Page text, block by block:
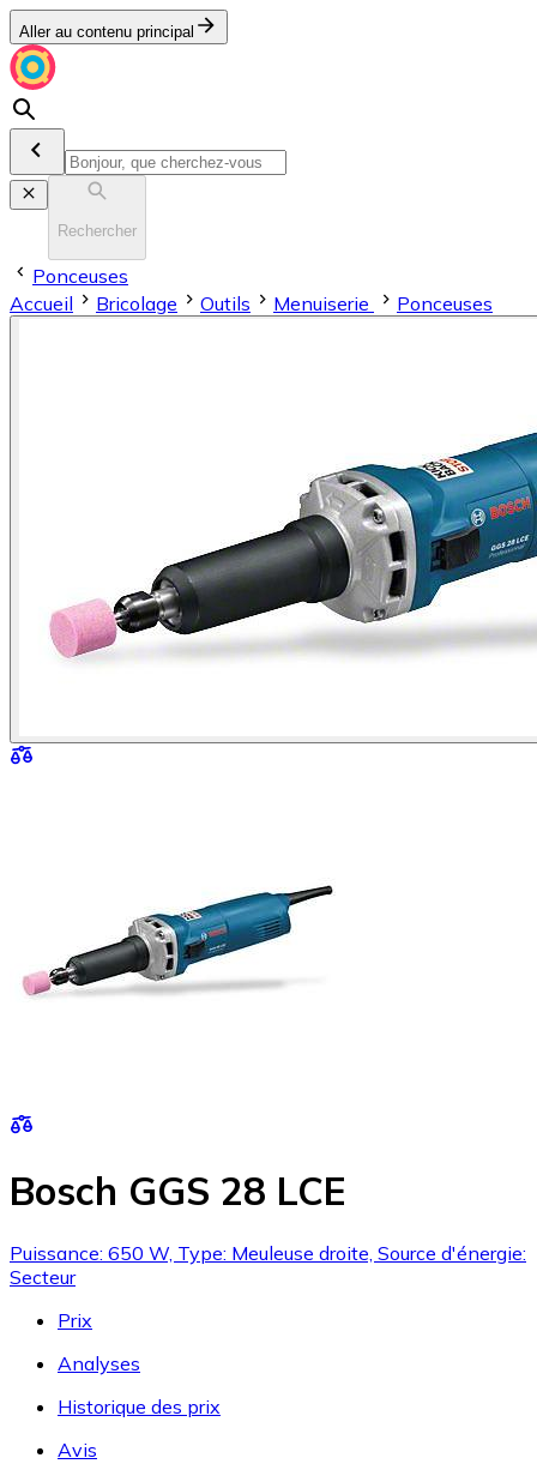
Aller au contenu principal
Rechercher
Ponceuses
Accueil
Bricolage Outils Menuiserie Ponceuses
Bosch GGS 28 LCE
Puissance: 650 W, Type: Meuleuse droite, Source d'énergie:
Secteur
Prix
Analyses
Historique des prix
Avis